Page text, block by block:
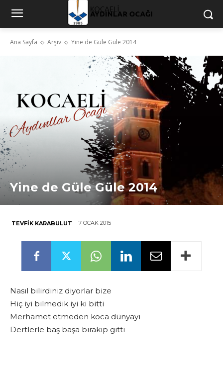
Ana Sayfa Arşiv Yine de Güle Güle 2014
Yine de Güle Güle 2014
TEVFIK KARABULUT 7 OCAK 2015
Nasıl bilirdiniz diyorlar bize
Hiç iyi bilmedik iyi ki bitti
Merhamet etmeden koca dünyayı
Dertlerle baş başa bırakıp gitti